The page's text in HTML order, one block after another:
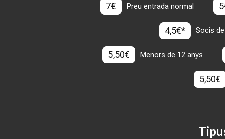
7€ Preu entrada normal
4,5€* Socis
5,50€ Menors de 12 anys
5,50€